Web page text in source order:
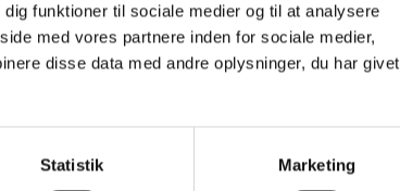
funktioner til sociale medier og til at analysere
med vores partnere inden for sociale medier,
disse data med andre oplysninger, du har givet
Statistik Marketing